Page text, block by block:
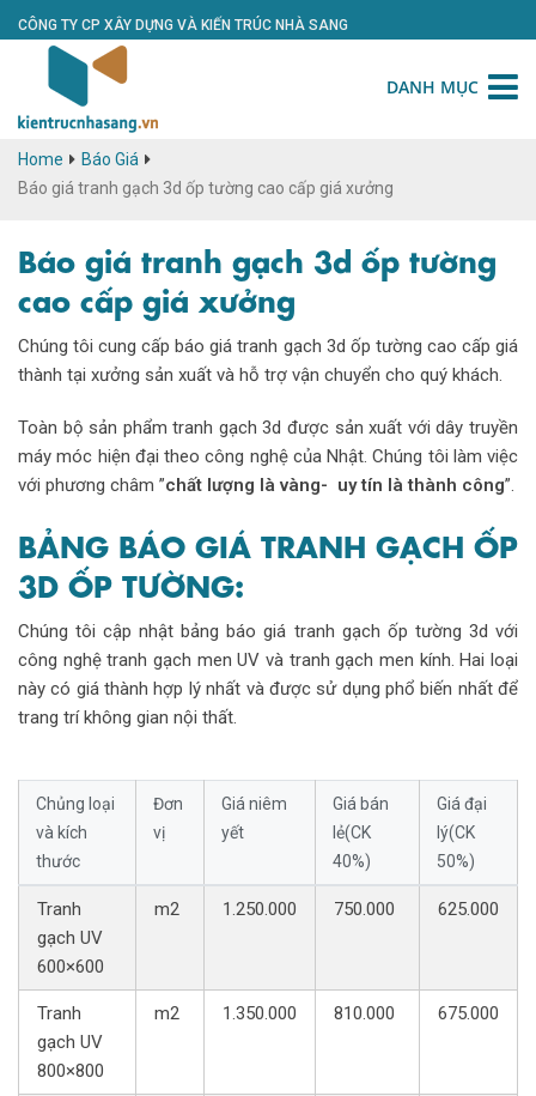
CÔNG TY CP XÂY DỰNG VÀ KIẾN TRÚC NHÀ SANG
DANH MỤC
Home
Báo Giá
Báo giá tranh gạch 3d ốp tường cao cấp giá xưởng
Báo giá tranh gạch 3d ốp tường
cao cấp giá xưởng
Chúng tôi cung cấp báo giá tranh gạch 3d ốp tường cao cấp giá
thành tại xưởng sản xuất và hỗ trợ vận chuyển cho quý khách.
Toàn bộ sản phẩm tranh gạch 3d được sản xuất với dây truyền
máy móc hiện đại theo công nghệ của Nhật. Chúng tôi làm việc
với phương châm ”chất lượng là vàng- uy tín là thành công”.
BẢNG BÁO GIÁ TRANH GẠCH ỐP
3D ỐP TƯỜNG:
Chúng tôi cập nhật bảng báo giá tranh gạch ốp tường 3d với
công nghệ tranh gạch men UV và tranh gạch men kính. Hai loại
này có giá thành hợp lý nhất và được sử dụng phổ biến nhất để
trang trí không gian nội thất.
Chủng loại
và kích
thước
Đơn
vị
Giá niêm
yết
Giá bán
lẻ(CK
40%)
Giá đại
lý(CK
50%)
Tranh
gạch UV
600×600
m2 1.250.000 750.000 625.000
Tranh
gạch UV
800×800
m2 1.350.000 810.000 675.000